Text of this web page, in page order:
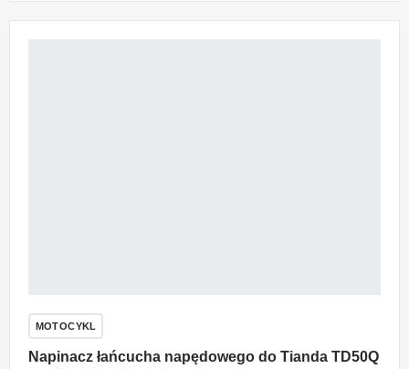
MOTOCYKL
Napinacz łańcucha napędowego do Tianda TD50Q